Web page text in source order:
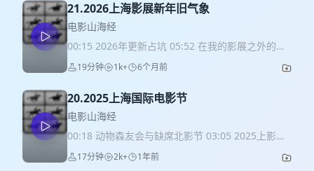
21.2026上海影展新年旧气象
电影山海经
00:15 2026年更新占坑 05:52 在我的影展之外的几
个闲事 14:45 沪语：看《一一》的UHD
19分钟 1k+ 6个月前
20.2025上海国际电影节
电影山海经
00:18 动物森友会与缺席北影节 03:05 2025上影节
的调整 07:06 令未来上影节举步维艰的三座大山
11:39 上影节的竞赛单元和颁奖礼 14:32 沪语：小
17分钟 2k+ 1年前